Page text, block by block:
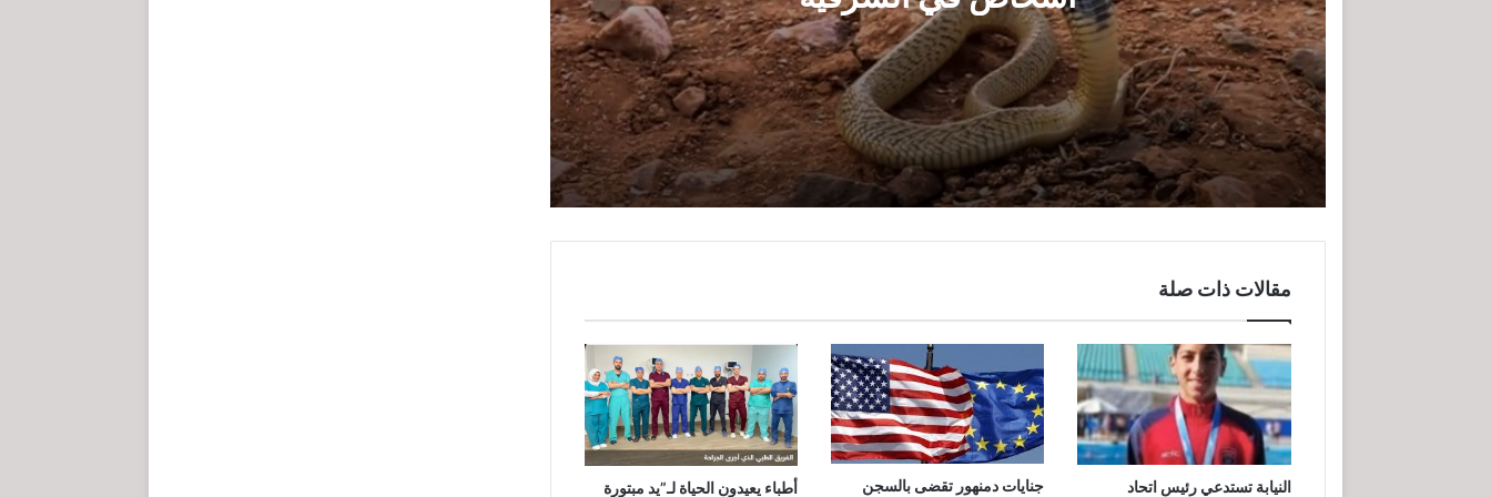
النواب تتحرك لمواجهة انتشار الثعابين بعد وفاة 3 أشخاص في الشرقية
عاجل مصرع اثنين من أخطر العناصر الإجرامية بالغربية
مقالات ذات صلة
النيابة تستدعي رئيس اتحاد جنايات دمنهور تقضى بالسجن أطباء يعيدون الحياة لـ”يد مبتورة